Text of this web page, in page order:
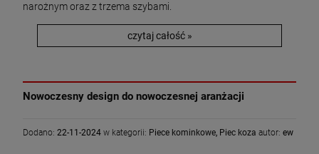
narożnym oraz z trzema szybami.
czytaj całość »
Nowoczesny design do nowoczesnej aranżacji
Dodano: 22-11-2024 w kategorii: Piece kominkowe, Piec koza autor: ew